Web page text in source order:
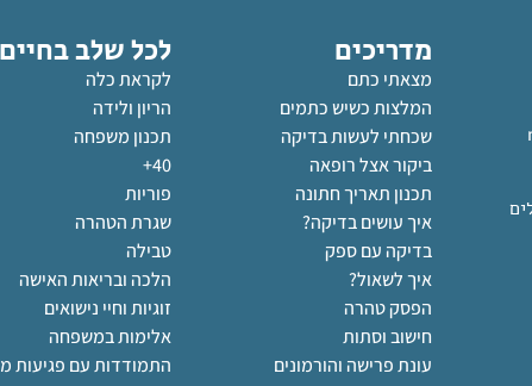
מדריכים
מצאתי כתם
המלצות כשיש כתמים
שכחתי לעשות בדיקה
ביקור אצל רופאה
תכנון תאריך חתונה
איך עושים בדיקה?
בדיקה עם ספק
איך לשאול?
הפסק טהרה
חישוב וסתות
עונת פרישה והורמונים
לכל שלב
לקראת כלה
הריון ולידה
תכנון משפחה
40+
פוריות
שגרת הטהרה
טבילה
הלכה ובריאות האישה
זוגיות וחיי נישואים
אלימות במשפחה
התמודדות עם פגיעות